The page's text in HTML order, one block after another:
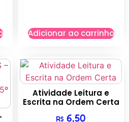
Adicionar ao carrinho
Atividade Leitura e
Escrita na Ordem Certa
R$ 6,50